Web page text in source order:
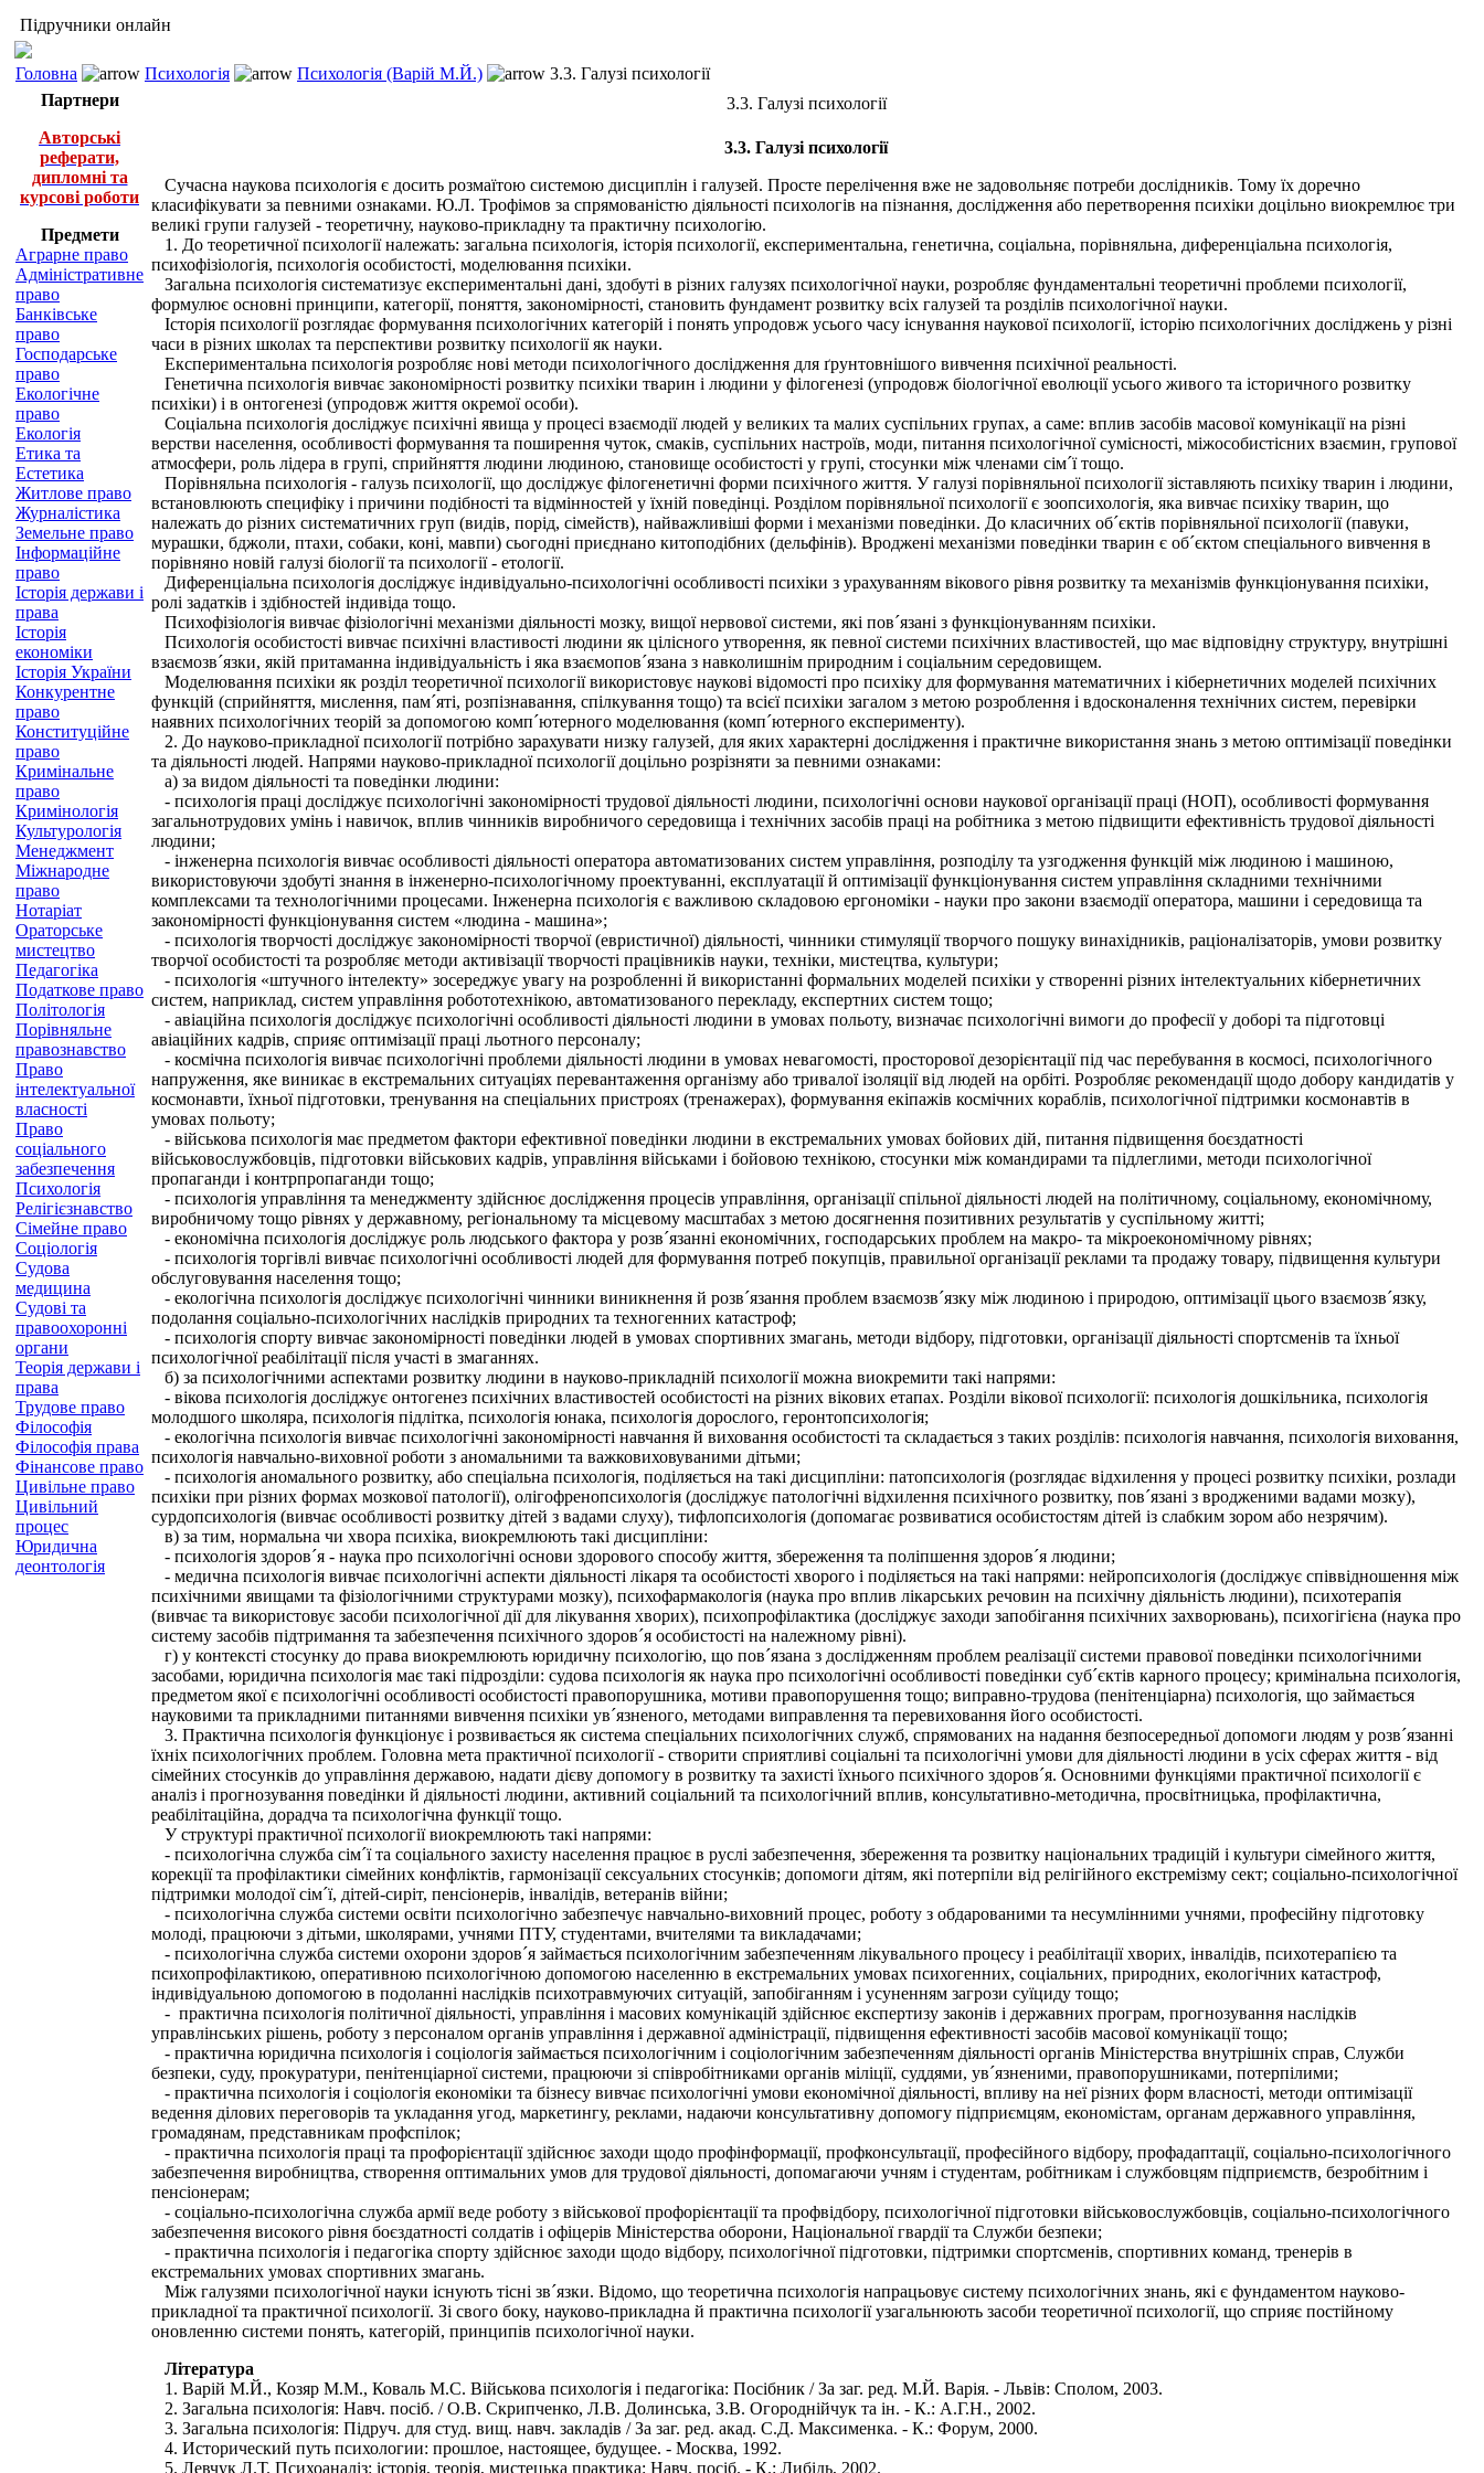
Підручники онлайн
Головна Психологія Психологія (Варій М.Й.)
3.3. Галузі психології
Партнери
Авторські
реферати,
дипломні та
курсові роботи
Предмети
Аграрне право
Адміністративне
право
Банківське
право
Господарське
право
Екологічне
право
Екологія
Етика та
Естетика
Житлове право
Журналістика
Земельне право
Інформаційне
право
Історія держави і
права
Історія
економіки
Історія України
Конкурентне
право
Конституційне
право
Кримінальне
право
Кримінологія
Культурологія
Менеджмент
Міжнародне
право
Нотаріат
Ораторське
мистецтво
Педагогіка
Податкове право
Політологія
Порівняльне
правознавство
Право
інтелектуальної
власності
Право
соціального
забезпечення
Психологія
Релігієзнавство
Сімейне право
Соціологія
Судова
медицина
Судові та
правоохоронні
органи
Теорія держави і
права
Трудове право
Філософія
Філософія права
Фінансове право
Цивільне право
Цивільний
процес
Юридична
деонтологія
3.3. Галузі психології
3.3. Галузі психології
Сучасна наукова психологія є досить розмаїтою системою дисциплін і галузей. Просте перелічення вже не задовольняє потреби дослідників. Тому їх доречно
класифікувати за певними ознаками. Ю.Л. Трофімов за спрямованістю діяльності психологів на пізнання, дослідження або перетворення психіки доцільно виокремлює три
великі групи галузей - теоретичну, науково-прикладну та практичну психологію.
1. До теоретичної психології належать: загальна психологія, історія психології, експериментальна, генетична, соціальна, порівняльна, диференціальна психологія,
психофізіологія, психологія особистості, моделювання психіки.
Загальна психологія систематизує експериментальні дані, здобуті в різних галузях психологічної науки, розробляє фундаментальні теоретичні проблеми психології,
формулює основні принципи, категорії, поняття, закономірності, становить фундамент розвитку всіх галузей та розділів психологічної науки.
Історія психології розглядає формування психологічних категорій і понять упродовж усього часу існування наукової психології, історію психологічних досліджень у різні
часи в різних школах та перспективи розвитку психології як науки.
Експериментальна психологія розробляє нові методи психологічного дослідження для ґрунтовнішого вивчення психічної реальності.
Генетична психологія вивчає закономірності розвитку психіки тварин і людини у філогенезі (упродовж біологічної еволюції усього живого та історичного розвитку
психіки) і в онтогенезі (упродовж життя окремої особи).
Соціальна психологія досліджує психічні явища у процесі взаємодії людей у великих та малих суспільних групах, а саме: вплив засобів масової комунікації на різні
верстви населення, особливості формування та поширення чуток, смаків, суспільних настроїв, моди, питання психологічної сумісності, міжособистісних взаємин, групової
атмосфери, роль лідера в групі, сприйняття людини людиною, становище особистості у групі, стосунки між членами сім´ї тощо.
Порівняльна психологія - галузь психології, що досліджує філогенетичні форми психічного життя. У галузі порівняльної психології зіставляють психіку тварин і людини,
встановлюють специфіку і причини подібності та відмінностей у їхній поведінці. Розділом порівняльної психології є зоопсихологія, яка вивчає психіку тварин, що
належать до різних систематичних груп (видів, порід, сімейств), найважливіші форми і механізми поведінки. До класичних об´єктів порівняльної психології (павуки,
мурашки, бджоли, птахи, собаки, коні, мавпи) сьогодні приєднано китоподібних (дельфінів). Вроджені механізми поведінки тварин є об´єктом спеціального вивчення в
порівняно новій галузі біології та психології - етології.
Диференціальна психологія досліджує індивідуально-психологічні особливості психіки з урахуванням вікового рівня розвитку та механізмів функціонування психіки,
ролі задатків і здібностей індивіда тощо.
Психофізіологія вивчає фізіологічні механізми діяльності мозку, вищої нервової системи, які пов´язані з функціонуванням психіки.
Психологія особистості вивчає психічні властивості людини як цілісного утворення, як певної системи психічних властивостей, що має відповідну структуру, внутрішні
взаємозв´язки, якій притаманна індивідуальність і яка взаємопов´язана з навколишнім природним і соціальним середовищем.
Моделювання психіки як розділ теоретичної психології використовує наукові відомості про психіку для формування математичних і кібернетичних моделей психічних
функцій (сприйняття, мислення, пам´яті, розпізнавання, спілкування тощо) та всієї психіки загалом з метою розроблення і вдосконалення технічних систем, перевірки
наявних психологічних теорій за допомогою комп´ютерного моделювання (комп´ютерного експерименту).
2. До науково-прикладної психології потрібно зарахувати низку галузей, для яких характерні дослідження і практичне використання знань з метою оптимізації поведінки
та діяльності людей. Напрями науково-прикладної психології доцільно розрізняти за певними ознаками:
а) за видом діяльності та поведінки людини:
- психологія праці досліджує психологічні закономірності трудової діяльності людини, психологічні основи наукової організації праці (НОП), особливості формування
загальнотрудових умінь і навичок, вплив чинників виробничого середовища і технічних засобів праці на робітника з метою підвищити ефективність трудової діяльності
людини;
- інженерна психологія вивчає особливості діяльності оператора автоматизованих систем управління, розподілу та узгодження функцій між людиною і машиною,
використовуючи здобуті знання в інженерно-психологічному проектуванні, експлуатації й оптимізації функціонування систем управління складними технічними
комплексами та технологічними процесами. Інженерна психологія є важливою складовою ергономіки - науки про закони взаємодії оператора, машини і середовища та
закономірності функціонування систем «людина - машина»;
- психологія творчості досліджує закономірності творчої (евристичної) діяльності, чинники стимуляції творчого пошуку винахідників, раціоналізаторів, умови розвитку
творчої особистості та розробляє методи активізації творчості працівників науки, техніки, мистецтва, культури;
- психологія «штучного інтелекту» зосереджує увагу на розробленні й використанні формальних моделей психіки у створенні різних інтелектуальних кібернетичних
систем, наприклад, систем управління робототехнікою, автоматизованого перекладу, експертних систем тощо;
- авіаційна психологія досліджує психологічні особливості діяльності людини в умовах польоту, визначає психологічні вимоги до професії у доборі та підготовці
авіаційних кадрів, сприяє оптимізації праці льотного персоналу;
- космічна психологія вивчає психологічні проблеми діяльності людини в умовах невагомості, просторової дезорієнтації під час перебування в космосі, психологічного
напруження, яке виникає в екстремальних ситуаціях перевантаження організму або тривалої ізоляції від людей на орбіті. Розробляє рекомендації щодо добору кандидатів у
космонавти, їхньої підготовки, тренування на спеціальних пристроях (тренажерах), формування екіпажів космічних кораблів, психологічної підтримки космонавтів в
умовах польоту;
- військова психологія має предметом фактори ефективної поведінки людини в екстремальних умовах бойових дій, питання підвищення боєздатності
військовослужбовців, підготовки військових кадрів, управління військами і бойовою технікою, стосунки між командирами та підлеглими, методи психологічної
пропаганди і контрпропаганди тощо;
- психологія управління та менеджменту здійснює дослідження процесів управління, організації спільної діяльності людей на політичному, соціальному, економічному,
виробничому тощо рівнях у державному, регіональному та місцевому масштабах з метою досягнення позитивних результатів у суспільному житті;
- економічна психологія досліджує роль людського фактора у розв´язанні економічних, господарських проблем на макро- та мікроекономічному рівнях;
- психологія торгівлі вивчає психологічні особливості людей для формування потреб покупців, правильної організації реклами та продажу товару, підвищення культури
обслуговування населення тощо;
- екологічна психологія досліджує психологічні чинники виникнення й розв´язання проблем взаємозв´язку між людиною і природою, оптимізації цього взаємозв´язку,
подолання соціально-психологічних наслідків природних та техногенних катастроф;
- психологія спорту вивчає закономірності поведінки людей в умовах спортивних змагань, методи відбору, підготовки, організації діяльності спортсменів та їхньої
психологічної реабілітації після участі в змаганнях.
б) за психологічними аспектами розвитку людини в науково-прикладній психології можна виокремити такі напрями:
- вікова психологія досліджує онтогенез психічних властивостей особистості на різних вікових етапах. Розділи вікової психології: психологія дошкільника, психологія
молодшого школяра, психологія підлітка, психологія юнака, психологія дорослого, геронтопсихологія;
- екологічна психологія вивчає психологічні закономірності навчання й виховання особистості та складається з таких розділів: психологія навчання, психологія виховання,
психологія навчально-виховної роботи з аномальними та важковиховуваними дітьми;
- психологія аномального розвитку, або спеціальна психологія, поділяється на такі дисципліни: патопсихологія (розглядає відхилення у процесі розвитку психіки, розлади
психіки при різних формах мозкової патології), олігофренопсихологія (досліджує патологічні відхилення психічного розвитку, пов´язані з вродженими вадами мозку),
сурдопсихологія (вивчає особливості розвитку дітей з вадами слуху), тифлопсихологія (допомагає розвиватися особистостям дітей із слабким зором або незрячим).
в) за тим, нормальна чи хвора психіка, виокремлюють такі дисципліни:
- психологія здоров´я - наука про психологічні основи здорового способу життя, збереження та поліпшення здоров´я людини;
- медична психологія вивчає психологічні аспекти діяльності лікаря та особистості хворого і поділяється на такі напрями: нейропсихологія (досліджує співвідношення між
психічними явищами та фізіологічними структурами мозку), психофармакологія (наука про вплив лікарських речовин на психічну діяльність людини), психотерапія
(вивчає та використовує засоби психологічної дії для лікування хворих), психопрофілактика (досліджує заходи запобігання психічних захворювань), психогігієна (наука про
систему засобів підтримання та забезпечення психічного здоров´я особистості на належному рівні).
г) у контексті стосунку до права виокремлюють юридичну психологію, що пов´язана з дослідженням проблем реалізації системи правової поведінки психологічними
засобами, юридична психологія має такі підрозділи: судова психологія як наука про психологічні особливості поведінки суб´єктів карного процесу; кримінальна психологія,
предметом якої є психологічні особливості особистості правопорушника, мотиви правопорушення тощо; виправно-трудова (пенітенціарна) психологія, що займається
науковими та прикладними питаннями вивчення психіки ув´язненого, методами виправлення та перевиховання його особистості.
3. Практична психологія функціонує і розвивається як система спеціальних психологічних служб, спрямованих на надання безпосередньої допомоги людям у розв´язанні
їхніх психологічних проблем. Головна мета практичної психології - створити сприятливі соціальні та психологічні умови для діяльності людини в усіх сферах життя - від
сімейних стосунків до управління державою, надати дієву допомогу в розвитку та захисті їхнього психічного здоров´я. Основними функціями практичної психології є
аналіз і прогнозування поведінки й діяльності людини, активний соціальний та психологічний вплив, консультативно-методична, просвітницька, профілактична,
реабілітаційна, дорадча та психологічна функції тощо.
У структурі практичної психології виокремлюють такі напрями:
- психологічна служба сім´ї та соціального захисту населення працює в руслі забезпечення, збереження та розвитку національних традицій і культури сімейного життя,
корекції та профілактики сімейних конфліктів, гармонізації сексуальних стосунків; допомоги дітям, які потерпіли від релігійного екстремізму сект; соціально-психологічної
підтримки молодої сім´ї, дітей-сиріт, пенсіонерів, інвалідів, ветеранів війни;
- психологічна служба системи освіти психологічно забезпечує навчально-виховний процес, роботу з обдарованими та несумлінними учнями, професійну підготовку
молоді, працюючи з дітьми, школярами, учнями ПТУ, студентами, вчителями та викладачами;
- психологічна служба системи охорони здоров´я займається психологічним забезпеченням лікувального процесу і реабілітації хворих, інвалідів, психотерапією та
психопрофілактикою, оперативною психологічною допомогою населенню в екстремальних умовах психогенних, соціальних, природних, екологічних катастроф,
індивідуальною допомогою в подоланні наслідків психотравмуючих ситуацій, запобіганням і усуненням загрози суїциду тощо;
- практична психологія політичної діяльності, управління і масових комунікацій здійснює експертизу законів і державних програм, прогнозування наслідків
управлінських рішень, роботу з персоналом органів управління і державної адміністрації, підвищення ефективності засобів масової комунікації тощо;
- практична юридична психологія і соціологія займається психологічним і соціологічним забезпеченням діяльності органів Міністерства внутрішніх справ, Служби
безпеки, суду, прокуратури, пенітенціарної системи, працюючи зі співробітниками органів міліції, суддями, ув´язненими, правопорушниками, потерпілими;
- практична психологія і соціологія економіки та бізнесу вивчає психологічні умови економічної діяльності, впливу на неї різних форм власності, методи оптимізації
ведення ділових переговорів та укладання угод, маркетингу, реклами, надаючи консультативну допомогу підприємцям, економістам, органам державного управління,
громадянам, представникам профспілок;
- практична психологія праці та профорієнтації здійснює заходи щодо профінформації, профконсультації, професійного відбору, профадаптації, соціально-психологічного
забезпечення виробництва, створення оптимальних умов для трудової діяльності, допомагаючи учням і студентам, робітникам і службовцям підприємств, безробітним і
пенсіонерам;
- соціально-психологічна служба армії веде роботу з військової профорієнтації та профвідбору, психологічної підготовки військовослужбовців, соціально-психологічного
забезпечення високого рівня боєздатності солдатів і офіцерів Міністерства оборони, Національної гвардії та Служби безпеки;
- практична психологія і педагогіка спорту здійснює заходи щодо відбору, психологічної підготовки, підтримки спортсменів, спортивних команд, тренерів в
екстремальних умовах спортивних змагань.
Між галузями психологічної науки існують тісні зв´язки. Відомо, що теоретична психологія напрацьовує систему психологічних знань, які є фундаментом науково-
прикладної та практичної психології. Зі свого боку, науково-прикладна й практична психології узагальнюють засоби теоретичної психології, що сприяє постійному
оновленню системи понять, категорій, принципів психологічної науки.
Література
1. Варій М.Й., Козяр M.M., Коваль М.С. Військова психологія і педагогіка: Посібник / За заг. ред. М.Й. Варія. - Львів: Сполом, 2003.
2. Загальна психологія: Навч. посіб. / О.В. Скрипченко, Л.В. Долинська, З.В. Огороднійчук та ін. - К.: А.Г.Н., 2002.
3. Загальна психологія: Підруч. для студ. вищ. навч. закладів / За заг. ред. акад. С.Д. Максименка. - К.: Форум, 2000.
4. Исторический путь психологии: прошлое, настоящее, будущее. - Москва, 1992.
5. Левчук Л.Т. Психоаналіз: історія, теорія, мистецька практика: Навч. посіб. - К.: Либідь, 2002.